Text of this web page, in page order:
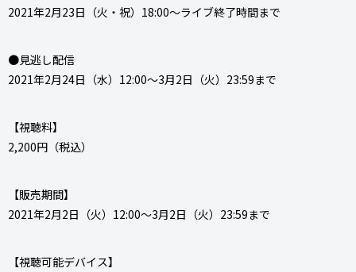
2021年2月23日（火・祝）18:00～ライブ終了時間まで
●見逃し配信
2021年2月24日（水）12:00～3月2日（火）23:59まで
【視聴料】
2,200円（税込）
【販売期間】
2021年2月2日（火）12:00～3月2日（火）23:59まで
【視聴可能デバイス】